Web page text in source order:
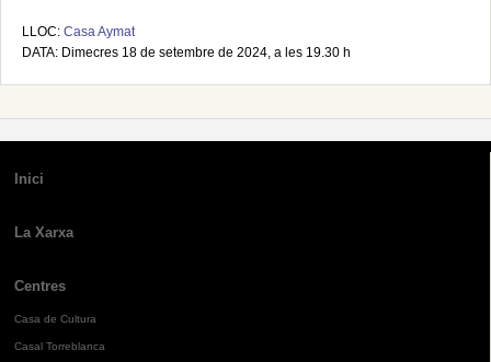
LLOC: Casa Aymat
DATA: Dimecres 18 de setembre de 2024, a les 19.30 h
Inici
La Xarxa
Centres
Casa de Cultura
Casal Torreblanca